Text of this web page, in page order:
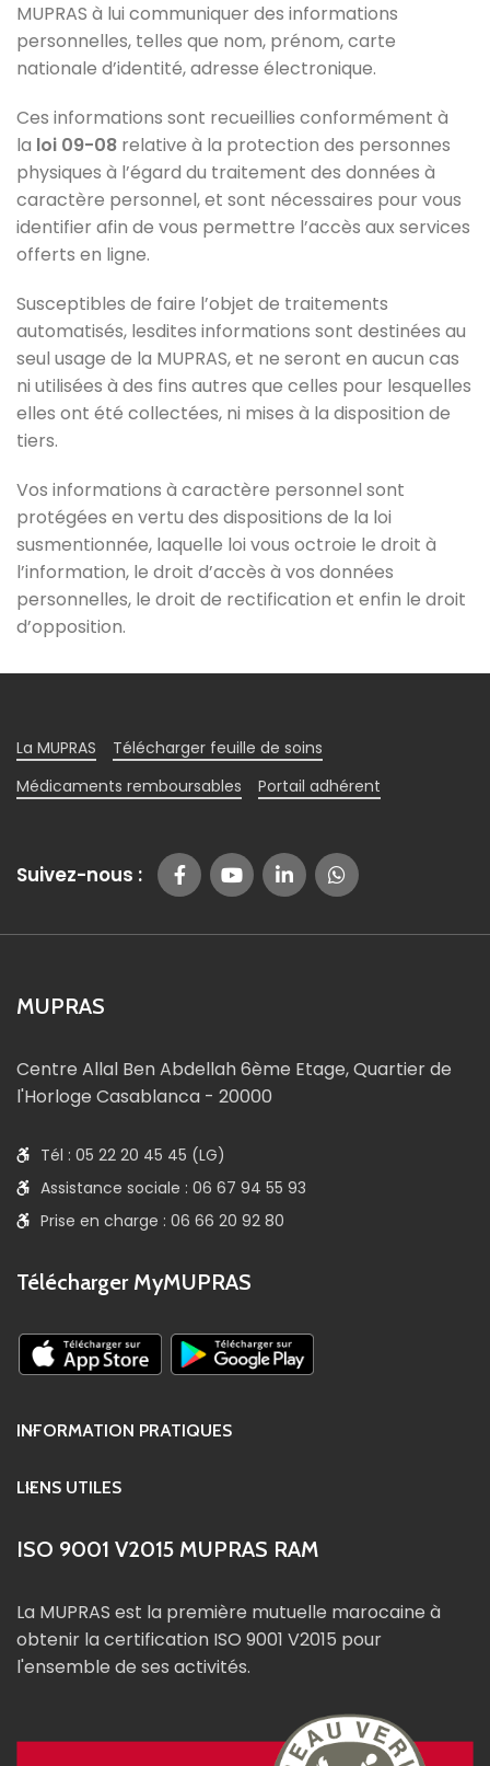
MUPRAS à lui communiquer des informations
personnelles, telles que nom, prénom, carte
nationale d’identité, adresse électronique.
Ces informations sont recueillies conformément à
la loi 09-08 relative à la protection des personnes
physiques à l’égard du traitement des données à
caractère personnel, et sont nécessaires pour vous
identifier afin de vous permettre l’accès aux services
offerts en ligne.
Susceptibles de faire l’objet de traitements
automatisés, lesdites informations sont destinées au
seul usage de la MUPRAS, et ne seront en aucun cas
ni utilisées à des fins autres que celles pour lesquelles
elles ont été collectées, ni mises à la disposition de
tiers.
Vos informations à caractère personnel sont
protégées en vertu des dispositions de la loi
susmentionnée, laquelle loi vous octroie le droit à
l’information, le droit d’accès à vos données
personnelles, le droit de rectification et enfin le droit
d’opposition.
La MUPRAS
Télécharger feuille de soins
Médicaments remboursables
Portail adhérent
Suivez-nous :
MUPRAS
Centre Allal Ben Abdellah 6ème Etage, Quartier de
l'Horloge Casablanca - 20000
Tél : 05 22 20 45 45 (LG)
Assistance sociale : 06 67 94 55 93
Prise en charge : 06 66 20 92 80
Télécharger MyMUPRAS
INFORMATION PRATIQUES
LIENS UTILES
ISO 9001 V2015 MUPRAS RAM
La MUPRAS est la première mutuelle marocaine à
obtenir la certification ISO 9001 V2015 pour
l'ensemble de ses activités.